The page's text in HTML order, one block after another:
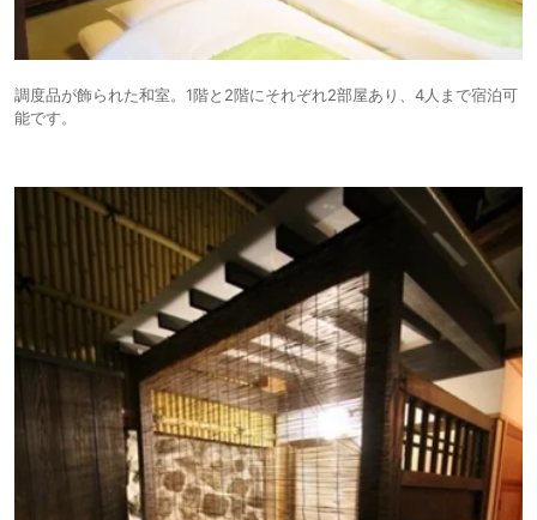
調度品が飾られた和室。1階と2階にそれぞれ2部屋あり、4人まで宿泊可
能です。